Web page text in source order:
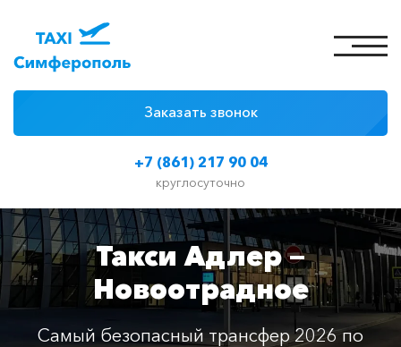
+7 (861) 217 90 04
круглосуточно
Заказать звонок
Цены на такси
Классы автомобилей
Отзывы
Контакты
Такси Адлер —
Новоотрадное
Самый безопасный трансфер 2026 по